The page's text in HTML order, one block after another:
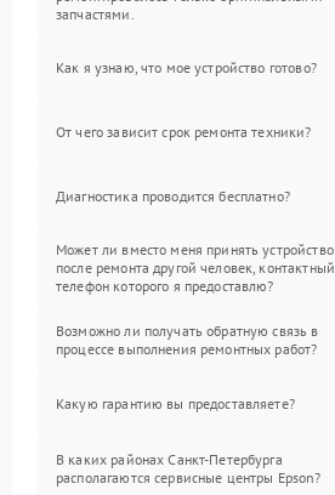
запчастями.
Как я узнаю, что мое устройство готово?
От чего зависит срок ремонта техники?
Диагностика проводится бесплатно?
Может ли вместо меня принять устройство
после ремонта другой человек, контактный
телефон которого я предоставлю?
Возможно ли получать обратную связь в
процессе выполнения ремонтных работ?
Какую гарантию вы предоставляете?
В каких районах Санкт-Петербурга
располагаются сервисные центры Epson?